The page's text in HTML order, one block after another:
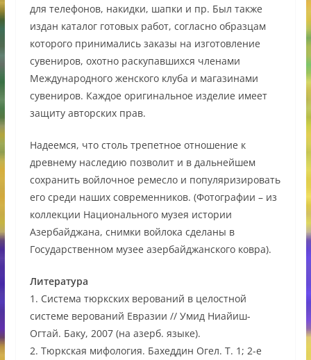
для телефонов, накидки, шапки и пр. Был также
издан каталог готовых работ, согласно образцам
которого принимались заказы на изготовление
сувениров, охотно раскупавшихся членами
Международного женского клуба и магазинами
сувениров. Каждое оригинальное изделие имеет
защиту авторских прав.
Надеемся, что столь трепетное отношение к
древнему наследию позволит и в дальнейшем
сохранить войлочное ремесло и популяризировать
его среди наших современников. (Фотографии – из
коллекции Национального музея истории
Азербайджана, снимки войлока сделаны в
Государственном музее азербайджанского ковра).
Литература
1. Система тюркских верований в целостной
системе верований Евразии // Умид Ниайиш-
Огтай. Баку, 2007 (на азерб. языке).
2. Тюркская мифология. Бахеддин Огел. Т. 1; 2-е